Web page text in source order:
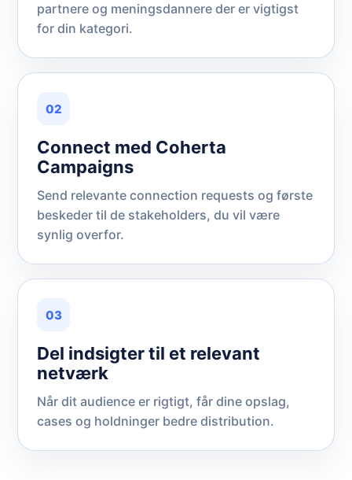
partnere og meningsdannere der er vigtigst
for din kategori.
02
Connect med Coherta
Campaigns
Send relevante connection requests og første
beskeder til de stakeholders, du vil være
synlig overfor.
03
Del indsigter til et relevant
netværk
Når dit audience er rigtigt, får dine opslag,
cases og holdninger bedre distribution.